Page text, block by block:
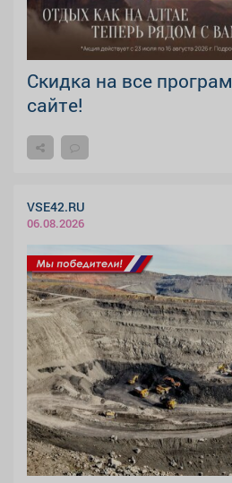
Скидка на все
сайте!
VSE42.RU
06.08.2026